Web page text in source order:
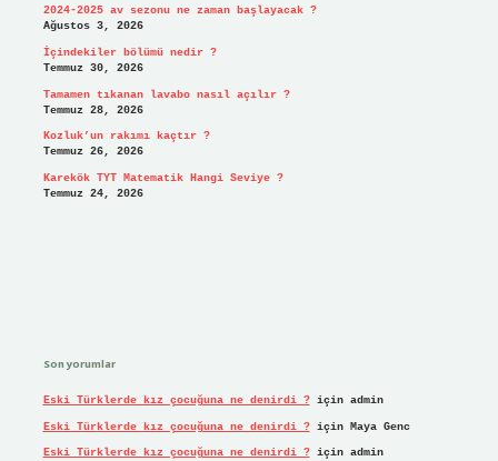
2024-2025 av sezonu ne zaman başlayacak ?
Ağustos 3, 2026
İçindekiler bölümü nedir ?
Temmuz 30, 2026
Tamamen tıkanan lavabo nasıl açılır ?
Temmuz 28, 2026
Kozluk’un rakımı kaçtır ?
Temmuz 26, 2026
Karekök TYT Matematik Hangi Seviye ?
Temmuz 24, 2026
Son yorumlar
Eski Türklerde kız çocuğuna ne denirdi ?için admin
Eski Türklerde kız çocuğuna ne denirdi ?için Maya Genc
Eski Türklerde kız çocuğuna ne denirdi ?için admin